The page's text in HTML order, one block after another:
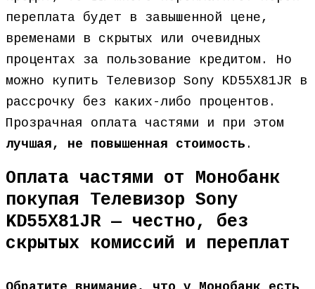
переплата будет в завышенной цене,
временами в скрытых или очевидных
процентах за пользование кредитом. Но
можно купить Телевизор Sony KD55X81JR в
рассрочку без каких-либо процентов.
Прозрачная оплата частями и при этом
лучшая, не повышенная стоимость .
Оплата частями от Монобанк
покупая Телевизор Sony
KD55X81JR — честно, без
скрытых комиссий и переплат